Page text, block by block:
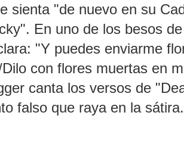
sienta "de nuevo en su
En uno de los besos
"Y puedes enviarme
con flores muertas en
canta los versos de
falso que raya en la sátira.